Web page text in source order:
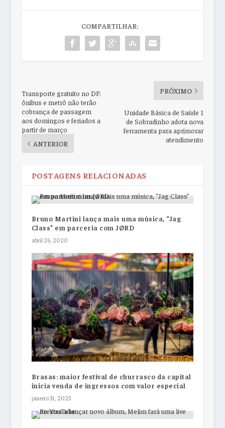
COMPARTILHAR:
Transporte gratuito no DF:
ônibus e metrô não terão
cobrança de passagem
aos domingos e feriados a
partir de março
ANTERIOR
PRÓXIMO
Unidade Básica de Saúde 1
de Sobradinho adota nova
ferramenta para aprimorar
atendimento
POSTAGENS RELACIONADAS
Bruno Martini lança mais uma música, “Jag
Class” em parceria com JØRD
abril 26, 2020
Brasas: maior festival de churrasco da capital
inicia venda de ingressos com valor especial
janeiro 31, 2023